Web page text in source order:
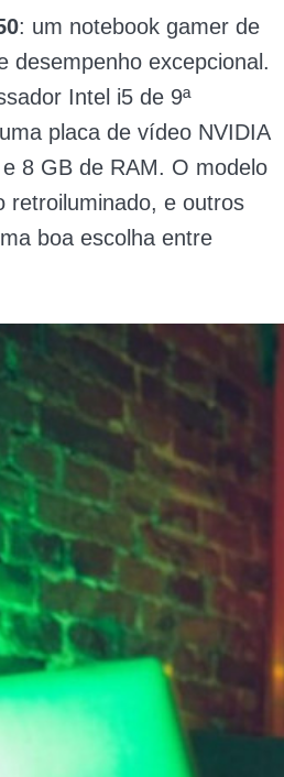
: um notebook gamer de
desempenho excepcional.
Intel i5 de 9ª
placa de vídeo NVIDIA
8 GB de RAM. O modelo
retroiluminado, e outros
boa escolha entre